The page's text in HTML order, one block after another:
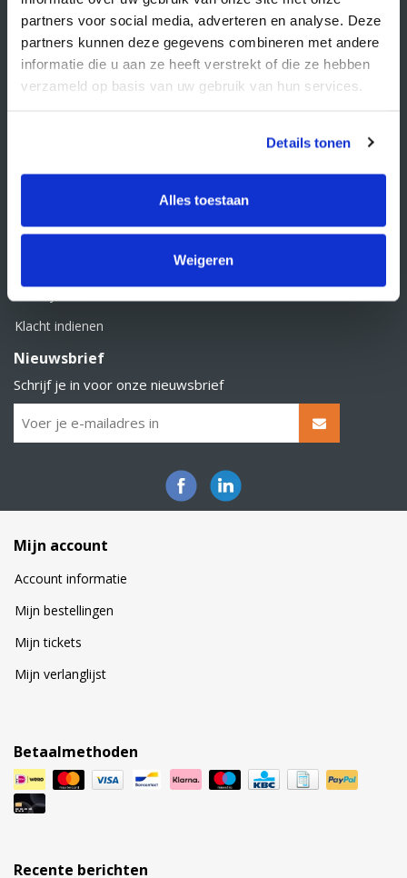
partners voor social media, adverteren en analyse. Deze
partners kunnen deze gegevens combineren met andere
informatie die u aan ze heeft verstrekt of die ze hebben
verzameld op basis van uw gebruik van hun services.
Details tonen
Alles toestaan
Weigeren
+31 33 468 13 42
KvK nummer: 66384737
Retourbeleid
Klacht indienen
Nieuwsbrief
Schrijf je in voor onze nieuwsbrief
Mijn account
Account informatie
Mijn bestellingen
Mijn tickets
Mijn verlanglijst
Betaalmethoden
Recente berichten